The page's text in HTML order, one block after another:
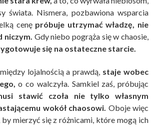
świata. Nismera, pozbawiona wsparcia
cenę próbuje utrzymać władzę, nie
niczym. Gdy niebo pogrąża się w chaosie,
się na ostateczne starcie.
lojalnością a prawdą, staje wobec
o co walczyła. Samkiel zaś, próbując
stawić czoła nie tylko własnym
wokół chaosowi. Oboje więc
by mierzyć się z różnicami, które mogą ich